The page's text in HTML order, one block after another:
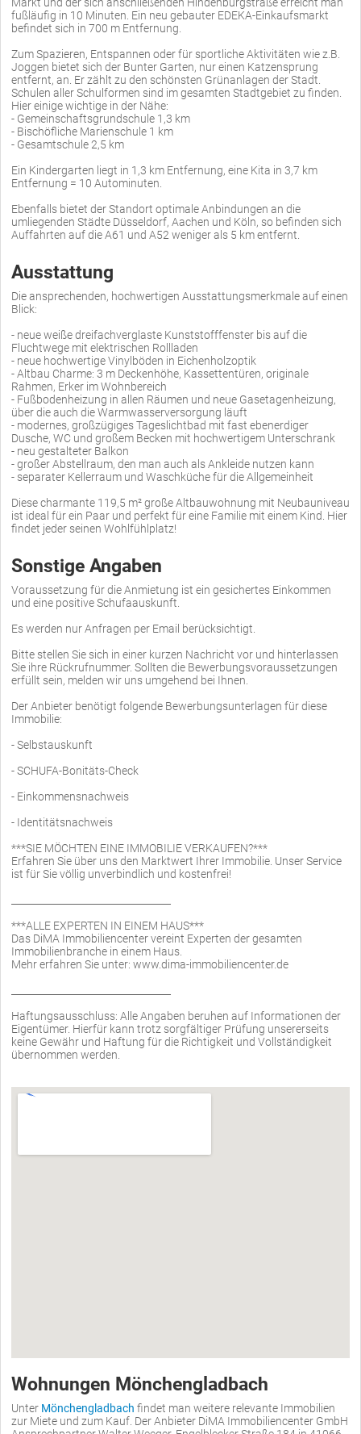
fußläufig in 10 Minuten. Ein neu gebauter EDEKA-Einkaufsmarkt
befindet sich in 700 m Entfernung.
Zum Spazieren, Entspannen oder für sportliche Aktivitäten wie z.B.
Joggen bietet sich der Bunter Garten, nur einen Katzensprung
entfernt, an. Er zählt zu den schönsten Grünanlagen der Stadt.
Schulen aller Schulformen sind im gesamten Stadtgebiet zu finden.
Hier einige wichtige in der Nähe:
- Gemeinschaftsgrundschule 1,3 km
- Bischöfliche Marienschule 1 km
- Gesamtschule 2,5 km
Ein Kindergarten liegt in 1,3 km Entfernung, eine Kita in 3,7 km
Entfernung = 10 Autominuten.
Ebenfalls bietet der Standort optimale Anbindungen an die
umliegenden Städte Düsseldorf, Aachen und Köln, so befinden sich
Auffahrten auf die A61 und A52 weniger als 5 km entfernt.
Ausstattung
Die ansprechenden, hochwertigen Ausstattungsmerkmale auf einen
Blick:
- neue weiße dreifachverglaste Kunststofffenster bis auf die
Fluchtwege mit elektrischen Rollladen
- neue hochwertige Vinylböden in Eichenholzoptik
- Altbau Charme: 3 m Deckenhöhe, Kassettentüren, originale
Rahmen, Erker im Wohnbereich
- Fußbodenheizung in allen Räumen und neue Gasetagenheizung,
über die auch die Warmwasserversorgung läuft
- modernes, großzügiges Tageslichtbad mit fast ebenerdiger
Dusche, WC und großem Becken mit hochwertigem Unterschrank
- neu gestalteter Balkon
- großer Abstellraum, den man auch als Ankleide nutzen kann
- separater Kellerraum und Waschküche für die Allgemeinheit
Diese charmante 119,5 m² große Altbauwohnung mit Neubauniveau
ist ideal für ein Paar und perfekt für eine Familie mit einem Kind. Hier
findet jeder seinen Wohlfühlplatz!
Sonstige Angaben
Voraussetzung für die Anmietung ist ein gesichertes Einkommen
und eine positive Schufaauskunft.
Es werden nur Anfragen per Email berücksichtigt.
Bitte stellen Sie sich in einer kurzen Nachricht vor und hinterlassen
Sie ihre Rückrufnummer. Sollten die Bewerbungsvoraussetzungen
erfüllt sein, melden wir uns umgehend bei Ihnen.
Der Anbieter benötigt folgende Bewerbungsunterlagen für diese
Immobilie:
- Selbstauskunft
- SCHUFA-Bonitäts-Check
- Einkommensnachweis
- Identitätsnachweis
***SIE MÖCHTEN EINE IMMOBILIE VERKAUFEN?***
Erfahren Sie über uns den Marktwert Ihrer Immobilie. Unser Service
ist für Sie völlig unverbindlich und kostenfrei!
***ALLE EXPERTEN IN EINEM HAUS***
Das DiMA Immobiliencenter vereint Experten der gesamten
Immobilienbranche in einem Haus.
Mehr erfahren Sie unter: www.dima-immobiliencenter.de
Haftungsausschluss: Alle Angaben beruhen auf Informationen der
Eigentümer. Hierfür kann trotz sorgfältiger Prüfung unsererseits
keine Gewähr und Haftung für die Richtigkeit und Vollständigkeit
übernommen werden.
Wohnungen Mönchengladbach
Unter Mönchengladbach findet man weitere relevante Immobilien
zur Miete und zum Kauf. Der Anbieter DiMA Immobiliencenter GmbH